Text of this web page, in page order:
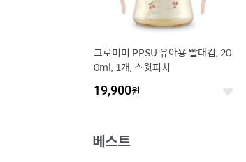
그로미미 PPSU 유아용 빨대컵, 20
0ml, 1개, 스윗피치
19,900원 좋
베스트